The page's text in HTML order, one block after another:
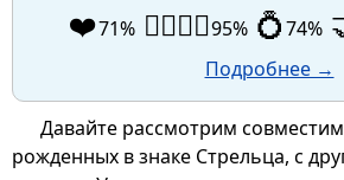
❤️71% 👩‍❤️‍💋‍👨95% 💍74%
Подробнее →
Давайте рассмотрим
рожденных в знаке Стрельца, с